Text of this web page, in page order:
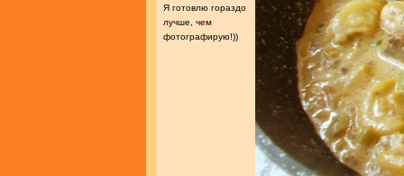
Я готовлю гораздо
лучше, чем
фотографирую!))